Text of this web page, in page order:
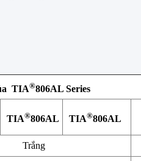
TIA®806AL Series
TIA®806AL TIA®806AL
Trắng